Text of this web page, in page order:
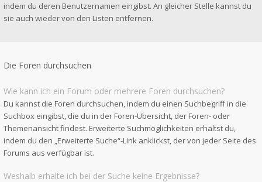
indem du deren Benutzernamen eingibst. An gleicher Stelle kannst du
sie auch wieder von den Listen entfernen.
Die Foren durchsuchen
Wie kann ich ein Forum oder mehrere Foren durchsuchen?
Du kannst die Foren durchsuchen, indem du einen Suchbegriff in die
Suchbox eingibst, die du in der Foren-Übersicht, der Foren- oder
Themenansicht findest. Erweiterte Suchmöglichkeiten erhältst du,
indem du den „Erweiterte Suche“-Link anklickst, der von jeder Seite des
Forums aus verfügbar ist.
Weshalb erhalte ich bei der Suche keine Ergebnisse?